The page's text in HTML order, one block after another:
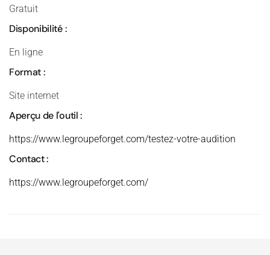
Gratuit
Disponibilité :
En ligne
Format :
Site internet
Aperçu de l'outil :
https://www.legroupeforget.com/testez-votre-audition
Contact :
https://www.legroupeforget.com/